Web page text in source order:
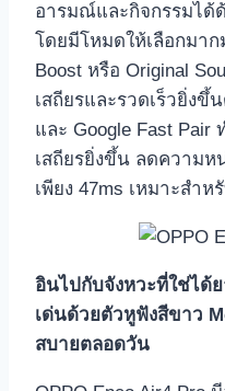
อารมณ์และกิจกรรมได้
โดยมีโหมดให้เลือกมาก
Boost หรือ Original
เสถียรและรวดเร็วยิ่งขึ้
และ Google Fast Pair
เสถียรยิ่งขึ้น ลดความห
เพียง 47ms เหมาะสำห
อินไปกับจังหวะที่ใช่ได้
เด่นด้วยตัวหูฟังสีขาว
สบายตลอดวัน